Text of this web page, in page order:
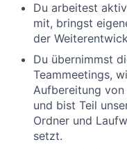
Du arbeitest
mit, bringst
der
Du übernimmst
Teammeetings,
Aufbereitung
und bist Teil
Ordner und
setzt.